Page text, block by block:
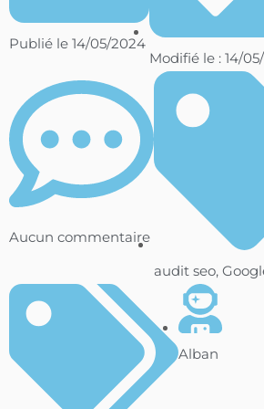
Publié le 14/05/2024
Modifié le : 14/
Aucun commentaire
audit seo,
Alban